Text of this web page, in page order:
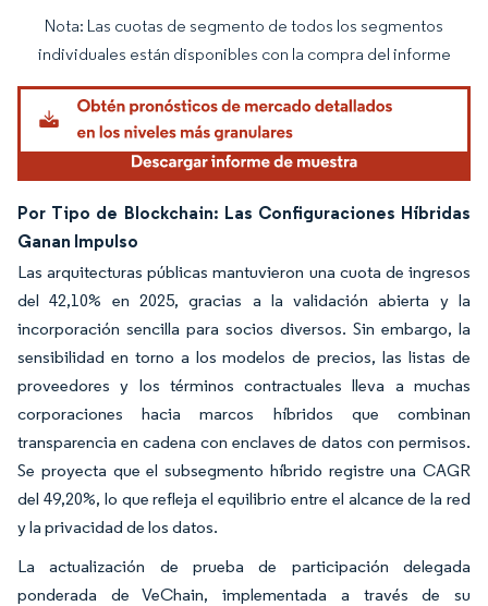
Imagen © Mordor Intelligence. El uso requiere atribución según CC BY 4.0.
Nota: Las cuotas de segmento de todos los segmentos
individuales están disponibles con la compra del informe
Por Tipo de Blockchain: Las Configuraciones Híbridas
Ganan Impulso
Las arquitecturas públicas mantuvieron una cuota de ingresos
del 42,10% en 2025, gracias a la validación abierta y la
incorporación sencilla para socios diversos. Sin embargo, la
sensibilidad en torno a los modelos de precios, las listas de
proveedores y los términos contractuales lleva a muchas
corporaciones hacia marcos híbridos que combinan
transparencia en cadena con enclaves de datos con permisos.
Se proyecta que el subsegmento híbrido registre una CAGR
del 49,20%, lo que refleja el equilibrio entre el alcance de la red
y la privacidad de los datos.
La actualización de prueba de participación delegada
ponderada de VeChain, implementada a través de su